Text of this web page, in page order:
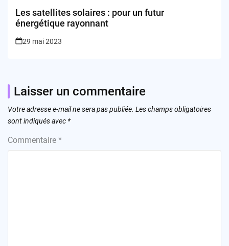
Les satellites solaires : pour un futur
énergétique rayonnant
29 mai 2023
Laisser un commentaire
Votre adresse e-mail ne sera pas publiée. Les champs obligatoires
sont indiqués avec *
Commentaire *